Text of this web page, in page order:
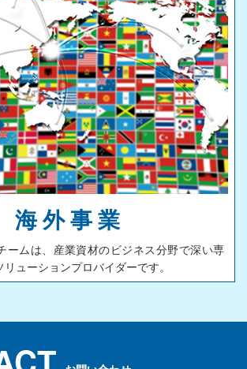
海外事業
ームは、産業資材のビジネス分野で深い専
ューションプロバイダーです。